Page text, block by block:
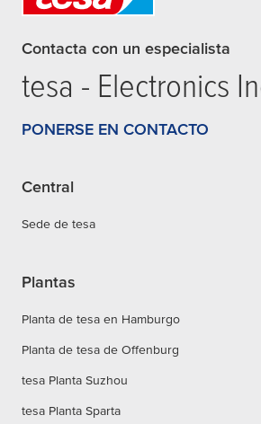
Contacta con un especialista
tesa - Electronics
PONERSE EN CONTACTO
Central
Sede de tesa
Plantas
Planta de tesa en Hamburgo
Planta de tesa de Offenburg
tesa Planta Suzhou
tesa Planta Sparta